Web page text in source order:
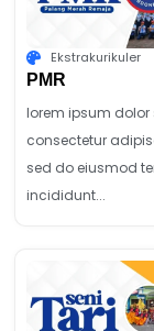
Ekstrakurikuler
PMR
lorem ipsum dolor
consectetur
sed do eiusmod
incididunt...